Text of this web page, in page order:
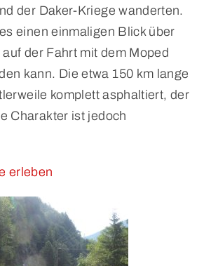
der Daker-Kriege wanderten.
einen einmaligen Blick über
der Fahrt mit dem Moped
kann. Die etwa 150 km lange
komplett asphaltiert, der
Charakter ist jedoch
erleben